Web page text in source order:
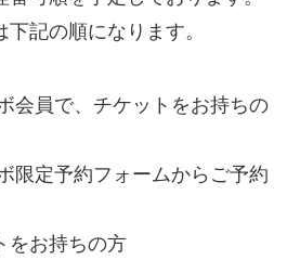
記の順になります。
会員で、チケットをお持ちの
限定予約フォームからご予約
をお持ちの方